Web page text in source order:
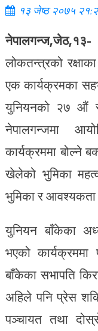
१३ जेष्ठ २०७५
नेपालगन्ज,जेठ,१३-
लोकतन्त्रको
एक कार्यक्रमका
युनियनको २७ औं
नेपालगन्जमा
कार्यक्रममा बोल्ने
खेलेको भुमिका
भुमिका र आवश्यकता
युनियन बाँकेका
भएको
बाँकेका सभापति
अहिले पनि प्रेस
पञ्चायत तथा